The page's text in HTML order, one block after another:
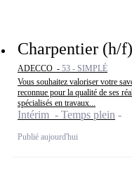
Charpentier (h/
ADECCO - 53 - SIMPLÉ
Vous souhaitez valoriser votre
reconnue pour la qualité de ses
spécialisés en travaux...
Intérim - Temps plein
Publié aujourd'hui